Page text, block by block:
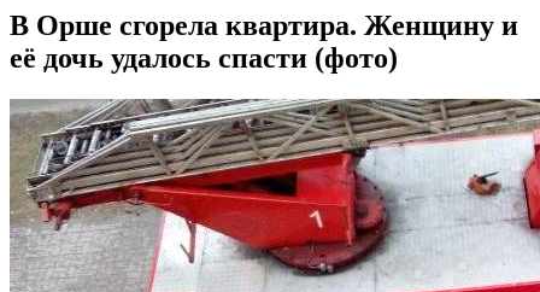
В Орше сгорела квартира. Женщину и
её дочь удалось спасти (фото)